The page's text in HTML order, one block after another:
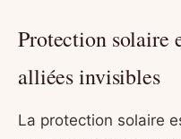
Protection solaire
alliées invisibles
La protection solaire